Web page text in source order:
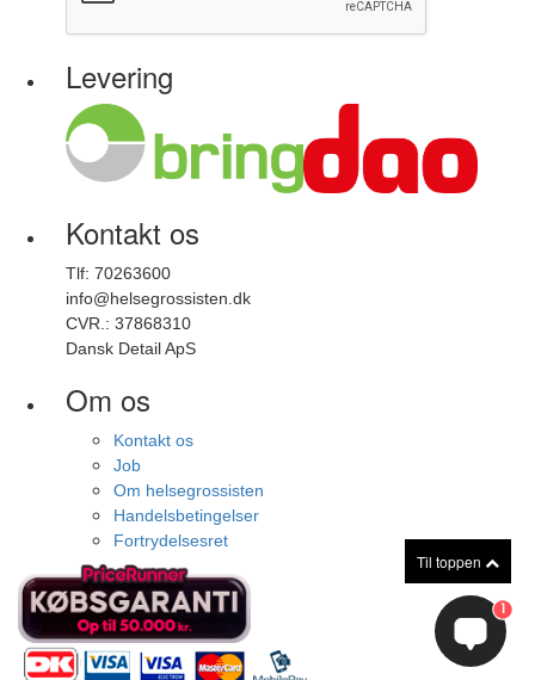
Til toppen
Levering
Kontakt os
Tlf: 70263600
info@helsegrossisten.dk
CVR.: 37868310
Dansk Detail ApS
Om os
Kontakt os
Job
Om helsegrossisten
Handelsbetingelser
Fortrydelsesret
1